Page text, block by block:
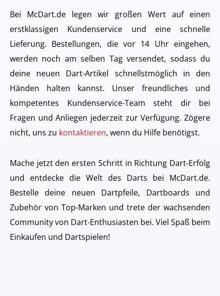
Bei McDart.de legen wir großen Wert auf einen
erstklassigen Kundenservice und eine schnelle
Lieferung. Bestellungen, die vor 14 Uhr eingehen,
werden noch am selben Tag versendet, sodass du
deine neuen Dart-Artikel schnellstmöglich in den
Händen halten kannst. Unser freundliches und
kompetentes Kundenservice-Team steht dir bei
Fragen und Anliegen jederzeit zur Verfügung. Zögere
nicht, uns zu kontaktieren, wenn du Hilfe benötigst.
Mache jetzt den ersten Schritt in Richtung Dart-Erfolg
und entdecke die Welt des Darts bei McDart.de.
Bestelle deine neuen Dartpfeile, Dartboards und
Zubehör von Top-Marken und trete der wachsenden
Community von Dart-Enthusiasten bei. Viel Spaß beim
Einkaufen und Dartspielen!